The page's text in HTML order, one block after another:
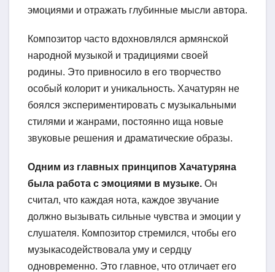
эмоциями и отражать глубинные мысли автора.
Композитор часто вдохновлялся армянской
народной музыкой и традициями своей
родины. Это привносило в его творчество
особый колорит и уникальность. Хачатурян не
боялся экспериментировать с музыкальными
стилями и жанрами, постоянно ища новые
звуковые решения и драматические образы.
Одним из главных принципов Хачатуряна
была работа с эмоциями в музыке. Он
считал, что каждая нота, каждое звучание
должно вызывать сильные чувства и эмоции у
слушателя. Композитор стремился, чтобы его
музыкасодействовала уму и сердцу
одновременно. Это главное, что отличает его